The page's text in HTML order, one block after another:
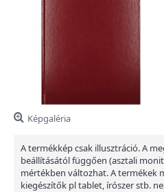
Képgaléria
A termékkép csak illusztráció. A
beállításától függően (asztali
mértékben változhat. A termékek
kiegészítők pl tablet, írószer stb.